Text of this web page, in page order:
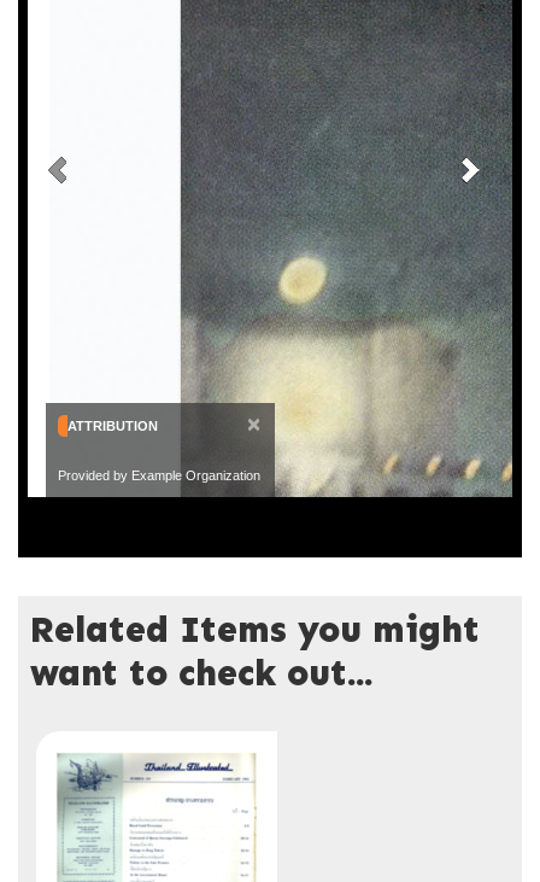
ATTRIBUTION ×
Provided by Example Organization
Related Items you might
want to check out...